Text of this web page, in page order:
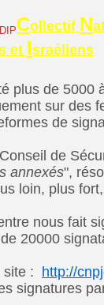
Collectif N
et Israéliens
plus de 5000
sur des
de
de
annexés",
loin, plus
nous fait
20000
site :
http://
signatures